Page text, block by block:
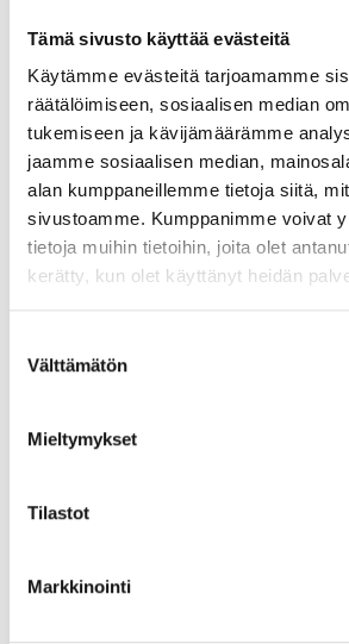
Tämä sivusto käyttää evästeitä
Käytämme evästeitä tarjoamamme
räätälöimiseen, sosiaalisen median
tukemiseen ja kävijämäärämme
jaamme sosiaalisen median,
alan kumppaneillemme tietoja siitä,
sivustoamme. Kumppanimme voivat
tietoja muihin tietoihin, joita olet
kerätty, kun olet käyttänyt heidän
valinta
Välttämätön
Mieltymykset
Tilastot
Markkinointi
JÄSENEN KYNÄSTÄ – TILA